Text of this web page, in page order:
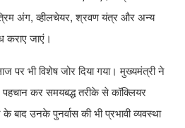
अंग, व्हीलचेयर, श्रवण यंत्र और अन्य
जाएं।
पर भी विशेष जोर दिया गया। मुख्यमंत्री ने
पहचान कर समयबद्ध तरीके से कॉक्लियर
बाद उनके पुनर्वास की भी प्रभावी व्यवस्था